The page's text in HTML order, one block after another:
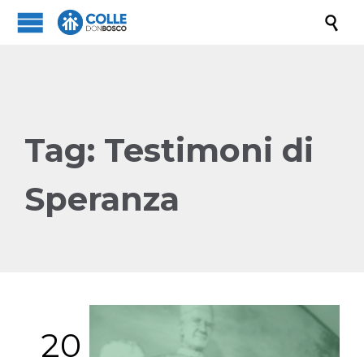

Tag: Testimoni di
Speranza
20